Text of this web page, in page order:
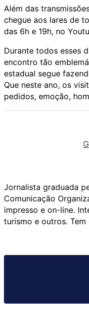
Além das
chegue aos lares de
das 6h e 19h, no
Durante todos esses
encontro tão
estadual segue
Que neste ano, os
pedidos, emoção,
Jornalista graduada
Comunicação
impresso e on-line.
turismo e outros.